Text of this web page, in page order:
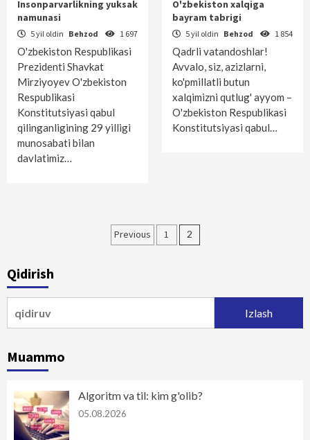
Insonparvarlikning yuksak
namunasi
5 yil oldin Behzod 1 697
O'zbekiston Respublikasi
Prezidenti Shavkat
Mirziyoyev O'zbekiston
Respublikasi
Konstitutsiyasi qabul
qilinganligining 29 yilligi
munosabati bilan
davlatimiz…
O'zbekiston xalqiga
bayram tabrigi
5 yil oldin Behzod 1 854
Qadrli vatandoshlar!
Avvalo, siz, azizlarni,
ko'pmillatli butun
xalqimizni qutlug' ayyom –
O'zbekiston Respublikasi
Konstitutsiyasi qabul…
Maqolalar
Previous 1 2
Qidirish
Muammo
Algoritm va til: kim g'olib?
05.08.2026